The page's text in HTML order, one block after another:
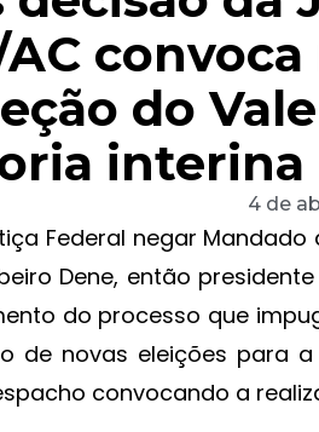
do
interina
4 de
Federal negar
Dene, então
do processo que
de novas eleições para
convocando a